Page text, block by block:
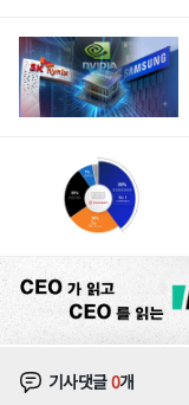
기사댓글0개